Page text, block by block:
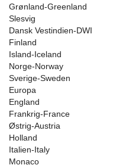
Grønland-Greenland
Slesvig
Dansk Vestindien-DWI
Finland
Island-Iceland
Norge-Norway
Sverige-Sweden
Europa
England
Frankrig-France
Østrig-Austria
Holland
Italien-Italy
Monaco